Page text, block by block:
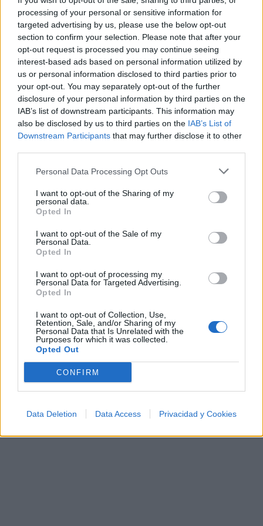
processing of your personal or sensitive information for
targeted advertising by us, please use the below opt-out
section to confirm your selection. Please note that after your
opt-out request is processed you may continue seeing
interest-based ads based on personal information utilized by
us or personal information disclosed to third parties prior to
your opt-out. You may separately opt-out of the further
disclosure of your personal information by third parties on the
IAB’s list of downstream participants. This information may
also be disclosed by us to third parties on the IAB’s List of
Downstream Participants that may further disclose it to other
Personal Data Processing Opt Outs
I want to opt-out of the Sharing of my
personal data.
Opted In
I want to opt-out of the Sale of my
Personal Data.
Opted In
I want to opt-out of processing my
Personal Data for Targeted Advertising.
Opted In
I want to opt-out of Collection, Use,
Retention, Sale, and/or Sharing of my
Personal Data that Is Unrelated with the
Purposes for which it was collected.
Opted Out
CONFIRM
Data Deletion Data Access Privacidad y Cookies
Summer Of His Years
Your Other Love
Ver todas sus letras por orden alfabético
+ Connie Francis
Discografía Biografía Ranking Fotos Foro
Ranking de Connie Francis
Connie Francisno figura entre los 500 artistas
más apoyados o visitados de esta semana.
¿Apoyar a Connie Francis?
9
Ranking de Connie Francis TOP Música